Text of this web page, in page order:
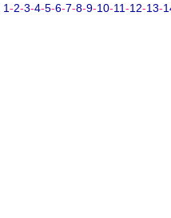
1-2-3-4-5-6-7-8-9-10-11-12-13-